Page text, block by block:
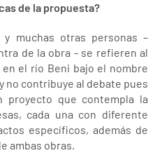
de la propuesta?
y muchas otras personas –
de la obra - se refieren al
el río Beni bajo el nombre
no contribuye al debate pues
que contempla la
cada una con diferente
específicos, además de
ambas obras.